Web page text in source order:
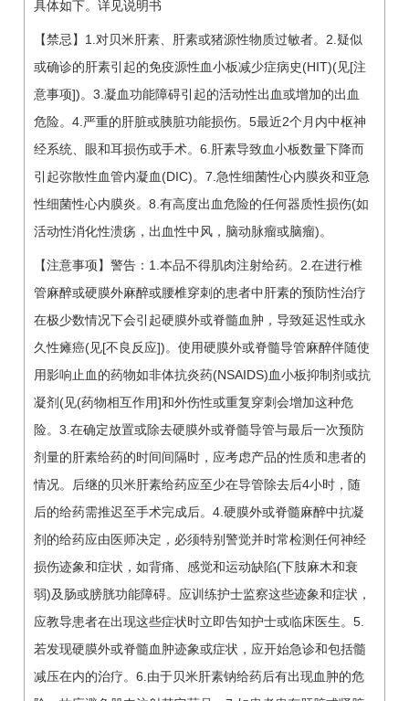
具体如下。详见说明书
【禁忌】1.对贝米肝素、肝素或猪源性物质过敏者。2.疑似
或确诊的肝素引起的免疫源性血小板减少症病史(HIT)(见[注
意事项])。3.凝血功能障碍引起的活动性出血或增加的出血
危险。4.严重的肝脏或胰脏功能损伤。5最近2个月内中枢神
经系统、眼和耳损伤或手术。6.肝素导致血小板数量下降而
引起弥散性血管内凝血(DIC)。7.急性细菌性心内膜炎和亚急
性细菌性心内膜炎。8.有高度出血危险的任何器质性损伤(如
活动性消化性溃疡，出血性中风，脑动脉瘤或脑瘤)。
【注意事项】警告：1.本品不得肌肉注射给药。2.在进行椎
管麻醉或硬膜外麻醉或腰椎穿刺的患者中肝素的预防性治疗
在极少数情况下会引起硬膜外或脊髓血肿，导致延迟性或永
久性瘫癌(见[不良反应])。使用硬膜外或脊髓导管麻醉伴随使
用影响止血的药物如非体抗炎药(NSAIDS)血小板抑制剂或抗
凝剂(见(药物相互作用]和外伤性或重复穿刺会增加这种危
险。3.在确定放置或除去硬膜外或脊髓导管与最后一次预防
剂量的肝素给药的时间间隔时，应考虑产品的性质和患者的
情况。后继的贝米肝素给药应至少在导管除去后4小时，随
后的给药需推迟至手术完成后。4.硬膜外或脊髓麻醉中抗凝
剂的给药应由医师决定，必须特别警觉并时常检测任何神经
损伤迹象和症状，如背痛、感觉和运动缺陷(下肢麻木和衰
弱)及肠或膀胱功能障碍。应训练护士监察这些迹象和症状，
应教导患者在出现这些症状时立即告知护士或临床医生。5.
若发现硬膜外或脊髓血肿迹象或症状，应开始急诊和包括髓
减压在内的治疗。6.由于贝米肝素钠给药后有出现血肿的危